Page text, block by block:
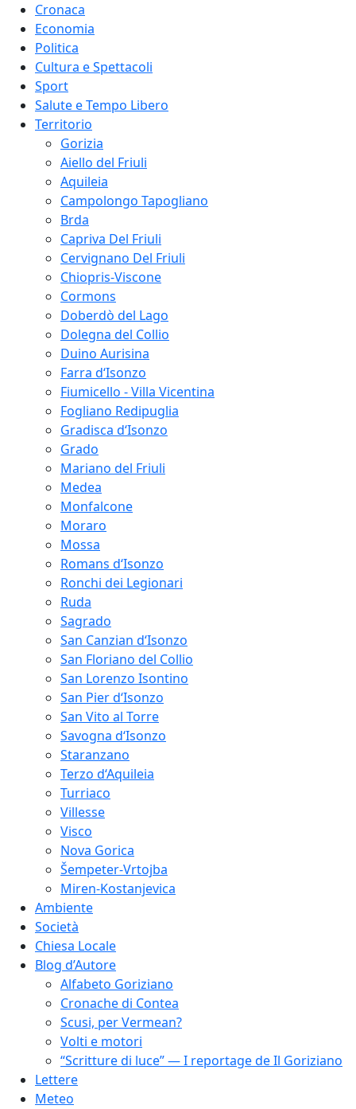
Cronaca
Economia
Politica
Cultura e Spettacoli
Sport
Salute e Tempo Libero
Territorio
Gorizia
Aiello del Friuli
Aquileia
Campolongo Tapogliano
Brda
Capriva Del Friuli
Cervignano Del Friuli
Chiopris-Viscone
Cormons
Doberdò del Lago
Dolegna del Collio
Duino Aurisina
Farra d‘Isonzo
Fiumicello - Villa Vicentina
Fogliano Redipuglia
Gradisca d‘Isonzo
Grado
Mariano del Friuli
Medea
Monfalcone
Moraro
Mossa
Romans d‘Isonzo
Ronchi dei Legionari
Ruda
Sagrado
San Canzian d‘Isonzo
San Floriano del Collio
San Lorenzo Isontino
San Pier d‘Isonzo
San Vito al Torre
Savogna d‘Isonzo
Staranzano
Terzo d‘Aquileia
Turriaco
Villesse
Visco
Nova Gorica
Šempeter-Vrtojba
Miren-Kostanjevica
Ambiente
Società
Chiesa Locale
Blog d’Autore
Alfabeto Goriziano
Cronache di Contea
Scusi, per Vermean?
Volti e motori
“Scritture di luce” — I reportage de Il Goriziano
Lettere
Meteo